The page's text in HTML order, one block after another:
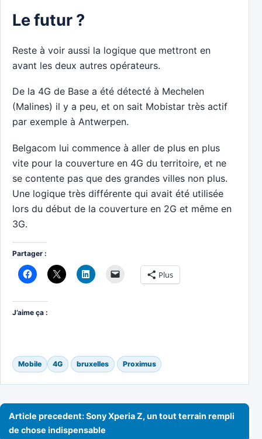
Le futur ?
Reste à voir aussi la logique que mettront en
avant les deux autres opérateurs.
De la 4G de Base a été détecté à Mechelen
(Malines) il y a peu, et on sait Mobistar très actif
par exemple à Antwerpen.
Belgacom lui commence à aller de plus en plus
vite pour la couverture en 4G du territoire, et ne
se contente pas que des grandes villes non plus.
Une logique très différente qui avait été utilisée
lors du début de la couverture en 2G et même en
3G.
Partager :
Plus
J’aime ça :
Mobile 4G bruxelles Proximus
Navigation de l’article
Article precedent: Sony Xperia Z, un tout terrain rempli
de chose indispensable